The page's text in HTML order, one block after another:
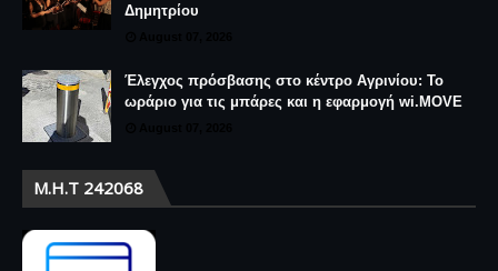
Δημητρίου
Έλεγχος πρόσβασης στο κέντρο Αγρινίου: Το
ωράριο για τις μπάρες και η εφαρμογή wi.MOVE
Μ.Η.Τ 242068